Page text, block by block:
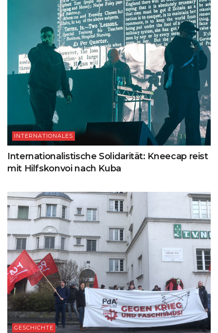
INTERNATIONALES
Internationalistische Solidarität: Kneecap reist
mit Hilfskonvoi nach Kuba
GESCHICHTE